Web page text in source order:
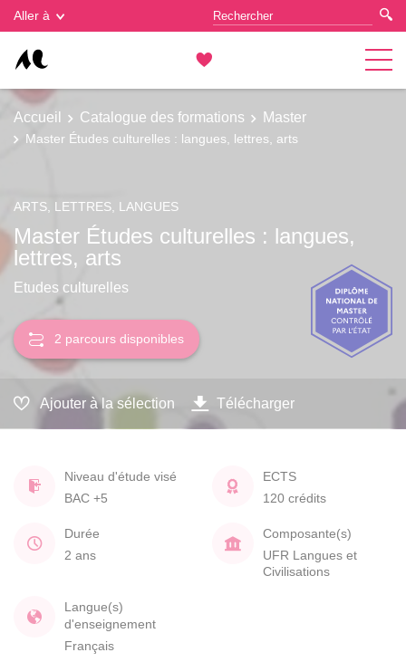
Aller à
Accueil Catalogue des formations Master
Master Études culturelles : langues, lettres, arts
ARTS, LETTRES, LANGUES
Master Études culturelles : langues,
lettres, arts
Etudes culturelles
2 parcours disponibles
Ajouter à la sélection Télécharger
Niveau d'étude visé
BAC +5
ECTS
120 crédits
Durée
2 ans
Composante(s)
UFR Langues et
Civilisations
Langue(s)
d'enseignement
Français
Gestion des cookies